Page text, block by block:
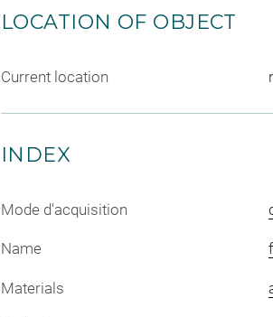
LOCATION OF OBJECT
Current location
INDEX
Mode d'acquisition
Name
Materials